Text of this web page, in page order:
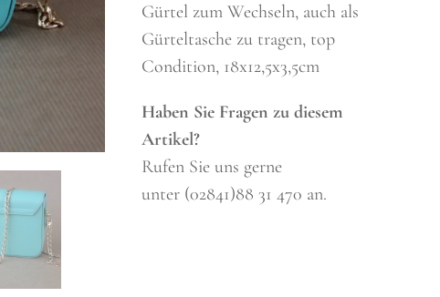
Gürtel zum Wechseln, auch als
Gürteltasche zu tragen, top
Condition, 18x12,5x3,5cm
Haben Sie Fragen zu diesem
Artikel?
Rufen Sie uns gerne
unter (02841)88 31 470 an.